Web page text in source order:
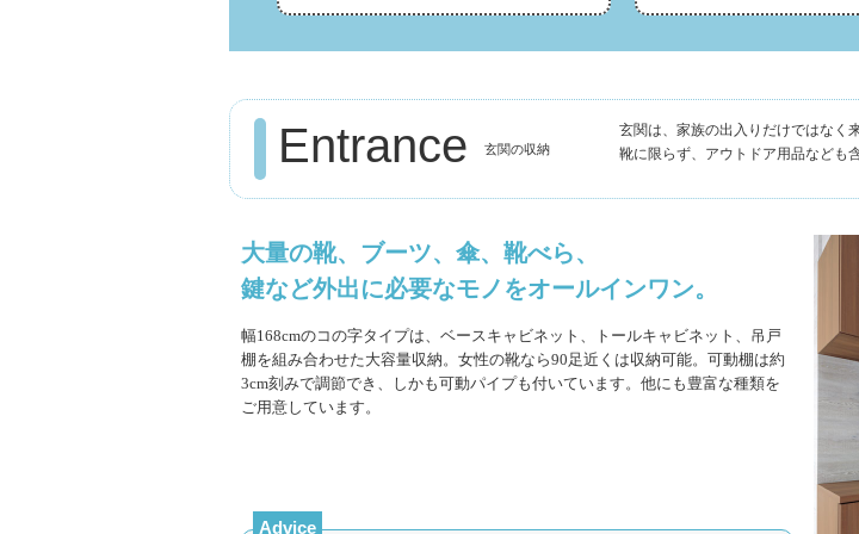
Entrance 玄関の収納
玄関は、家族の出入りだけではなく
靴に限らず、アウトドア用品なども
大量の靴、ブーツ、傘、靴べら、
鍵など外出に必要なモノをオールインワン。
幅168cmのコの字タイプは、ベースキャビネット、トールキャビネット、吊戸
棚を組み合わせた大容量収納。女性の靴なら90足近くは収納可能。可動棚は約
3cm刻みで調節でき、しかも可動パイプも付いています。他にも豊富な種類を
ご用意しています。
Advice